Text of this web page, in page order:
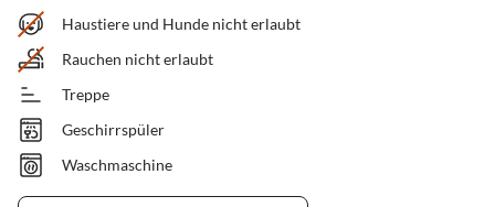
Haustiere und Hunde nicht erlaubt
Rauchen nicht erlaubt
Treppe
Geschirrspüler
Waschmaschine